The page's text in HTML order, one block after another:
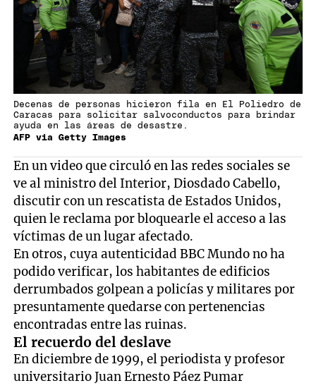
AFP via Getty Images
Decenas de personas hicieron fila en El Poliedro de
Caracas para solicitar salvoconductos para brindar
ayuda en las áreas de desastre.
En un video que circuló en las redes sociales se
ve al ministro del Interior, Diosdado Cabello,
discutir con un rescatista de Estados Unidos,
quien le reclama por bloquearle el acceso a las
víctimas de un lugar afectado.
En otros, cuya autenticidad BBC Mundo no ha
podido verificar, los habitantes de edificios
derrumbados golpean a policías y militares por
presuntamente quedarse con pertenencias
encontradas entre las ruinas.
El recuerdo del deslave
En diciembre de 1999, el periodista y profesor
universitario Juan Ernesto Páez Pumar